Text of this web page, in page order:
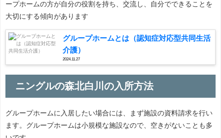
ープホームの方が自分の役割を持ち、交流し、自分でできることを
大切にする傾向があります
グループホームとは（認知症対応型共同生活
介護）
2024.11.27
ニングルの森北白川の入所方法
グループホームに入居したい場合には、まず施設の資料請求を行い
ます。グループホームは小規模な施設なので、空きがないことも多